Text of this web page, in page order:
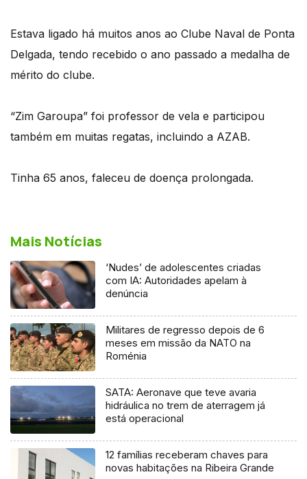
Estava ligado há muitos anos ao Clube Naval de Ponta
Delgada, tendo recebido o ano passado a medalha de
mérito do clube.
“Zim Garoupa” foi professor de vela e participou
também em muitas regatas, incluindo a AZAB.
Tinha 65 anos, faleceu de doença prolongada.
Mais Notícias
‘Nudes’ de adolescentes criadas
com IA: Autoridades apelam à
denúncia
Militares de regresso depois de 6
meses em missão da NATO na
Roménia
SATA: Aeronave que teve avaria
hidráulica no trem de aterragem já
está operacional
12 famílias receberam chaves para
novas habitações na Ribeira Grande